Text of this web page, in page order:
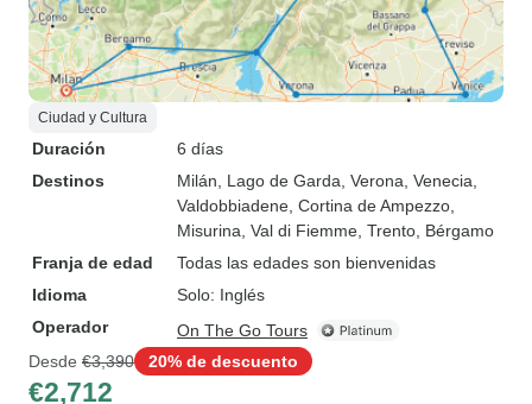
Ciudad y Cultura
Duración
6 días
Destinos
Milán , Lago de Garda , Verona , Venecia
Valdobbiadene , Cortina de Ampezzo
Misurina , Val di Fiemme , Trento , Bérgamo
Franja de edad
Todas las edades son bienvenidas
Idioma
Solo: Inglés
Operador
On The Go Tours
Desde €3,390 20% de descuento
€2,712